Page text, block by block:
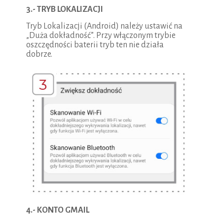
3.- TRYB LOKALIZACJI
Tryb Lokalizacji (Android) należy ustawić na
„Duża dokładność”. Przy włączonym trybie
oszczędności baterii tryb ten nie działa
dobrze.
4.- KONTO GMAIL